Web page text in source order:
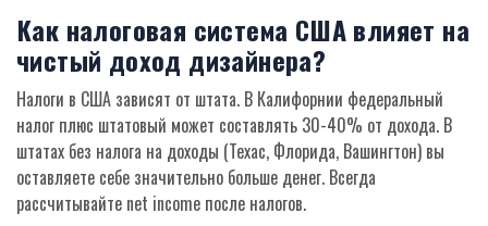
Как налоговая система США влияет на
чистый доход дизайнера?
Налоги в США зависят от штата. В Калифорнии федеральный
налог плюс штатовый может составлять 30-40% от дохода. В
штатах без налога на доходы (Техас, Флорида, Вашингтон) вы
оставляете себе значительно больше денег. Всегда
рассчитывайте net income после налогов.